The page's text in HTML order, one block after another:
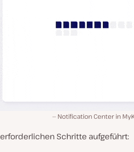
Notification Center in
Schritte aufgeführt: